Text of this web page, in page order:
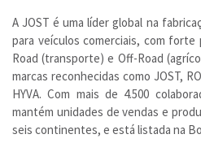
A JOST é uma líder global na
para veículos comerciais, com
Road (transporte) e Off-Road
marcas reconhecidas como JOST,
HYVA. Com mais de 4.500
mantém unidades de vendas e
seis continentes, e está listada na